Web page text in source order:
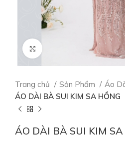
Click to enlarge
Trang chủ Sản Phẩm
Áo
ÁO DÀI BÀ SUI KIM SA HỒNG
ÁO DÀI BÀ SUI KIM